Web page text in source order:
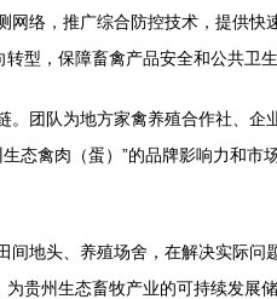
络，推广综合防控技术，提供快
型，保障畜禽产品安全和公共卫生
团队为地方家禽养殖合作社、企
态禽肉（蛋）”的品牌影响力和市
地头、养殖场舍，在解决实际问
贵州生态畜牧产业的可持续发展储